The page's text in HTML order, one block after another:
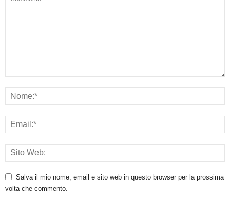
Salva il mio nome, email e sito web in questo browser per la prossima
volta che commento.